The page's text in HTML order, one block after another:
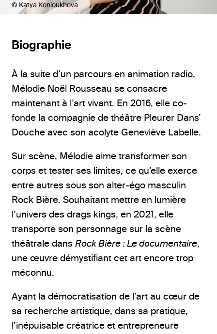
© Katya Konioukhova
Biographie
À la suite d’un parcours en animation radio,
Mélodie Noël Rousseau se consacre
maintenant à l’art vivant. En 2016, elle co-
fonde la compagnie de théâtre Pleurer Dans’
Douche avec son acolyte Geneviève Labelle.
Sur scène, Mélodie aime transformer son
corps et tester ses limites, ce qu’elle exerce
entre autres sous son alter-égo masculin
Rock Bière. Souhaitant mettre en lumière
l’univers des drags kings, en 2021, elle
transporte son personnage sur la scène
théâtrale dans Rock Bière : Le documentaire,
une œuvre démystifiant cet art encore trop
méconnu.
Ayant la démocratisation de l’art au cœur de
sa recherche artistique, dans sa pratique,
l’inépuisable créatrice et entrepreneure